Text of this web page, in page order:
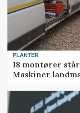
PLANTER
18 montører
Maskiner